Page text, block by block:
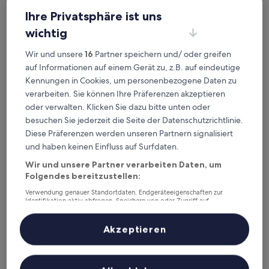
Clarion Hotel Oslo
Clarion Hotel Oslo
4.0-
Sterne-
Unterkunft
Bjørvika, 3,1 km von Station Brynseng entfernt
9.4
von
Außergewöhnlich,
(1.314
Bewertungen)
9,4/10 Außergewöhnlich (1.314 Bewertungen)
Der
beträgt
207 €
207 €
6. Sept.–7. Sept.
Quality Hotel Hasle Linie
Ihre Privatsphäre ist uns
wichtig
Wir und unsere16 Partner speichern und/ oder greifen
auf Informationen auf einem Gerät zu, z.B. auf eindeutige
Kennungen in Cookies, um personenbezogene Daten zu
verarbeiten. Sie können Ihre Präferenzen akzeptieren
oder verwalten. Klicken Sie dazu bitte unten oder
besuchen Sie jederzeit die Seite der Datenschutzrichtlinie.
Diese Präferenzen werden unseren Partnern signalisiert
und haben keinen Einfluss auf Surfdaten.
Wir und unsere Partner verarbeiten Daten, um
Folgendes bereitzustellen:
Verwendung genauer Standortdaten. Endgeräteeigenschaften zur
Identifikation aktiv abfragen. Speichern von oder Zugriff auf
Inhalte, Messung von Werbeleistung und der Performance von Inhalten,
Zielgruppenforschung sowie Entwicklung und Verbesserung von
Liste der Partner (Lieferanten)
Akzeptieren